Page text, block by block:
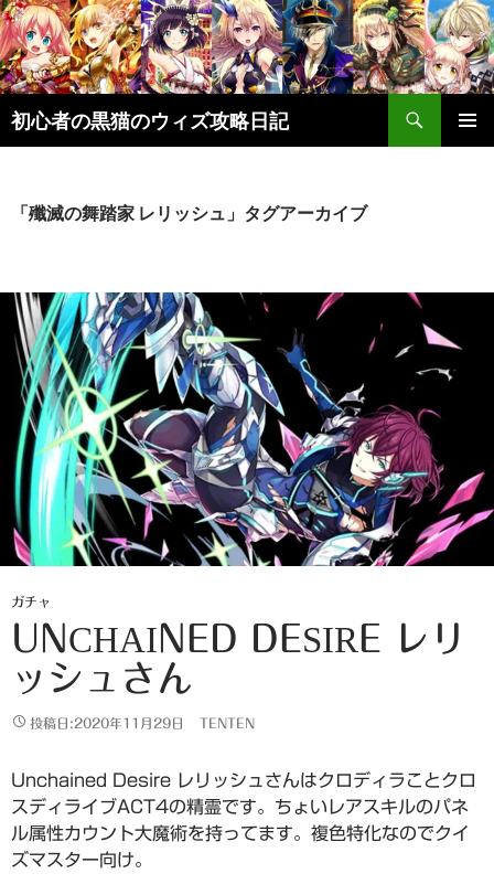
初心者の黒猫のウィズ攻略日記
検
索
ン
キ
ッ
プ
「殲滅の舞踏家 レリッシュ」タグアーカイブ
ガチャ
UNCHAINED DESIRE レリ
ッシュさん
投稿日:2020年11月29日 TENTEN
Unchained Desire レリッシュさんはクロディラことクロ
スディライブACT4の精霊です。ちょいレアスキルのパネ
ル属性カウント大魔術を持ってます。複色特化なのでクイ
ズマスター向け。